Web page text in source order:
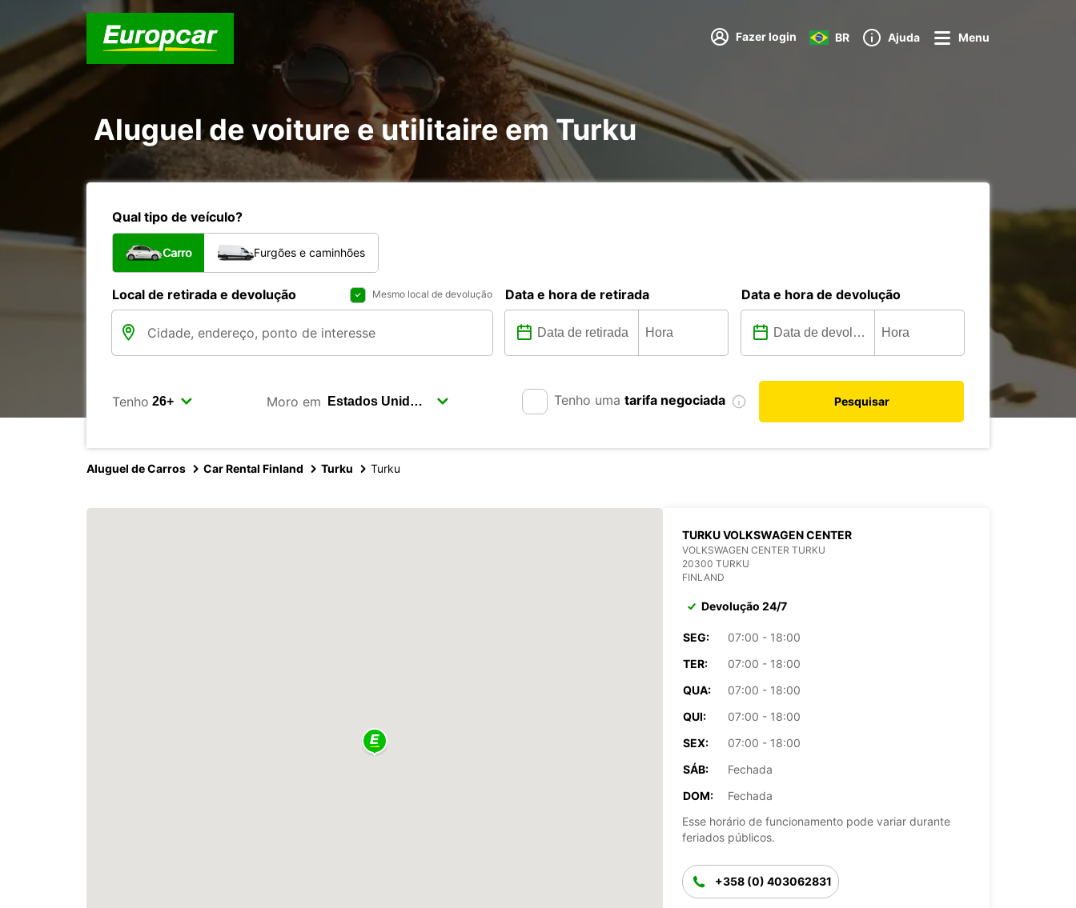
Fazer login BR Ajuda Menu
Aluguel de voiture e utilitaire em Turku
Qual tipo de veículo?
Carro Furgões e caminhões
Local de retirada e devolução Mesmo local de devolução Data e hora de retirada Data e hora de devolução
Tenho Moro em Tenho uma tarifa negociada Pesquisar
Aluguel de Carros Car Rental Finland Turku Turku
TURKU VOLKSWAGEN CENTER
VOLKSWAGEN CENTER TURKU
20300 TURKU
FINLAND
Devolução 24/7
SEG:
07:00 - 18:00
TER:
07:00 - 18:00
QUA:
07:00 - 18:00
QUI:
07:00 - 18:00
SEX:
07:00 - 18:00
SÁB:
Fechada
DOM:
Fechada
Esse horário de funcionamento pode variar durante
feriados públicos.
+358 (0) 403062831